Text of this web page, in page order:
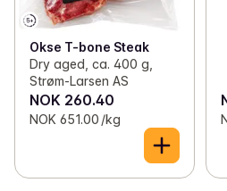
Okse T-bone Steak
Dry aged, ca. 400 g,
Strøm-Larsen AS
NOK 260.40
NOK 651.00 /kg